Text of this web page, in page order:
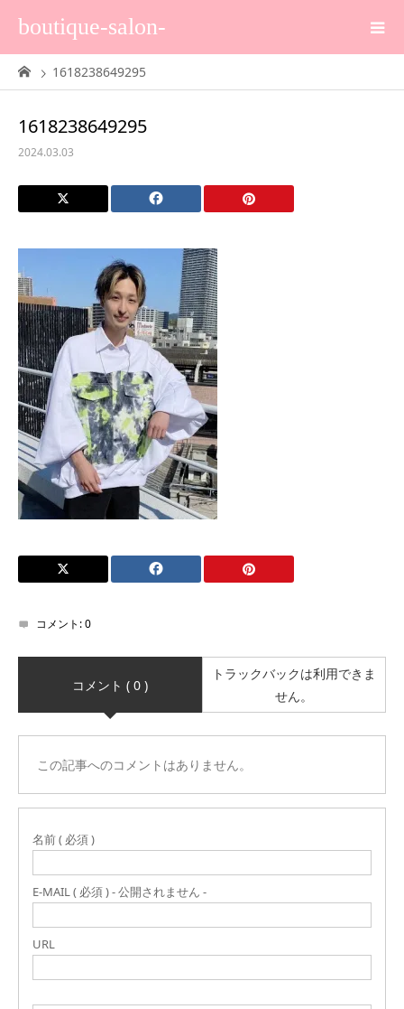
boutique-salon-
1618238649295
1618238649295
2024.03.03
コメント:0
コメント ( 0 )
トラックバックは利用できま
せん。
この記事へのコメントはありません。
名前 ( 必須 )
E-MAIL ( 必須 ) - 公開されません -
URL